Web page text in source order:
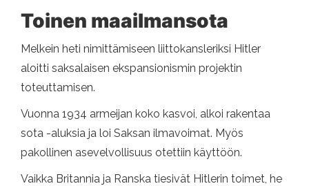
Toinen maailmansota
Melkein heti nimittämiseen liittokansleriksi Hitler
aloitti saksalaisen ekspansionismin projektin
toteuttamisen.
Vuonna 1934 armeijan koko kasvoi, alkoi rakentaa
sota -aluksia ja loi Saksan ilmavoimat. Myös
pakollinen asevelvollisuus otettiin käyttöön.
Vaikka Britannia ja Ranska tiesivät Hitlerin toimet, he